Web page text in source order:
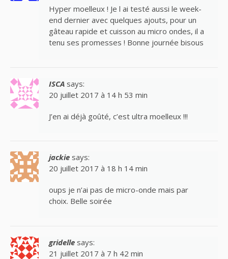
Hyper moelleux ! Je l ai testé aussi le week-
end dernier avec quelques ajouts, pour un
gâteau rapide et cuisson au micro ondes, il a
tenu ses promesses ! Bonne journée bisous
ISCA says:
20 juillet 2017 à 14 h 53 min
J’en ai déjà goûté, c’est ultra moelleux !!!
jackie says:
20 juillet 2017 à 18 h 14 min
oups je n’ai pas de micro-onde mais par
choix. Belle soirée
gridelle says:
21 juillet 2017 à 7 h 42 min